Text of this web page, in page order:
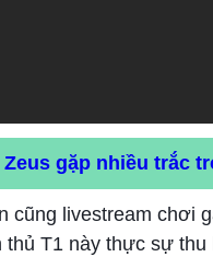
Zeus gặp nhiều trắc
cũng livestream
T1 này thực sự